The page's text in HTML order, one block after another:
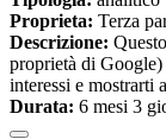
Proprieta: Terza
Descrizione:
proprietà di
interessi e mostrarti
Durata: 6 mesi 3